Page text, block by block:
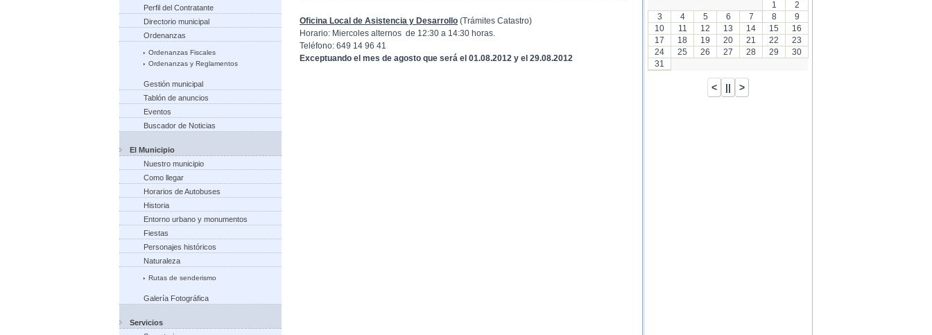
Perfil del Contratante
Directorio municipal
Ordenanzas
Ordenanzas Fiscales
Ordenanzas y Reglamentos
Gestión municipal
Tablón de anuncios
Eventos
Buscador de Noticias
El Municipio
Nuestro municipio
Como llegar
Horarios de Autobuses
Historia
Entorno urbano y monumentos
Fiestas
Personajes históricos
Naturaleza
Rutas de senderismo
Galería Fotográfica
Servicios
Oficina Local de Asistencia y Desarrollo (Trámites Catastro)
Horario: Miercoles alternos de 12:30 a 14:30 horas.
Teléfono: 649 14 96 41
Exceptuando el mes de agosto que será el 01.08.2012 y el 29.08.2012
1
2
3
4 5 6 7 8
9
10
11 12 13 14 15
16
17
18 19 20 21 22
23
24
25 26 27 28 29
30
31